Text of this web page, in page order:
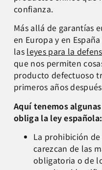
confianza.
Más allá de garantías
en Europa y en
las leyes para la
que nos permiten
producto defectuoso
primeros años
Aquí tenemos
obliga la ley española:
La prohibición
carezcan de las
obligatoria o de